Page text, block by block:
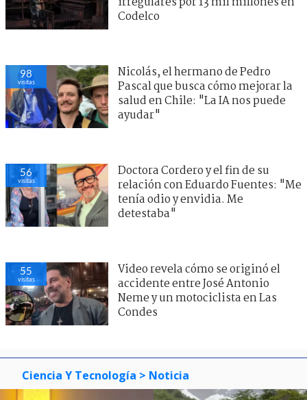
Codelco
98
visitas
Nicolás, el hermano de Pedro
Pascal que busca cómo mejorar la
salud en Chile: "La IA nos puede
ayudar"
56
visitas
Doctora Cordero y el fin de su
relación con Eduardo Fuentes: "Me
tenía odio y envidia. Me
detestaba"
55
visitas
Video revela cómo se originó el
accidente entre José Antonio
Neme y un motociclista en Las
Condes
Ciencia Y Tecnología > Noticia